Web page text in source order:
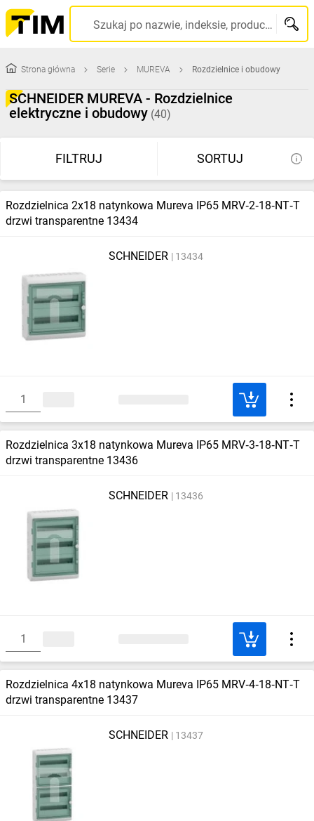
Szukaj po nazwie, indeksie, producencie, kodzie kreskowym...
Strona główna Serie MUREVA Rozdzielnice i obudowy
SCHNEIDER MUREVA - Rozdzielnice
elektryczne i obudowy (40)
FILTRUJ SORTUJ
Rozdzielnica 2x18 natynkowa Mureva IP65 MRV‑2‑18‑NT‑T
drzwi transparentne 13434
SCHNEIDER 13434
Rozdzielnica 3x18 natynkowa Mureva IP65 MRV‑3‑18‑NT‑T
drzwi transparentne 13436
SCHNEIDER 13436
Rozdzielnica 4x18 natynkowa Mureva IP65 MRV‑4‑18‑NT‑T
drzwi transparentne 13437
SCHNEIDER 13437